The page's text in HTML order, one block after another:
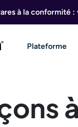
à la conformité
Plateforme